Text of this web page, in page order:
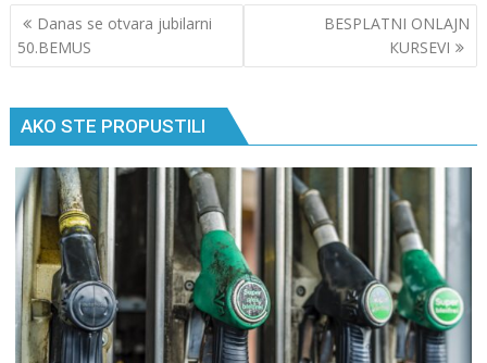
Кретање
чланка
Danas se otvara jubilarni
50.BEMUS
BЕSPLАTNI ОNLАJN
КURSЕVI
AKO STE PROPUSTILI